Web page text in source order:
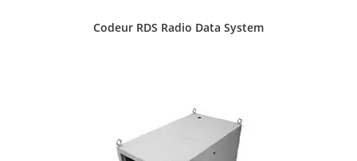
Codeur RDS Radio Data System